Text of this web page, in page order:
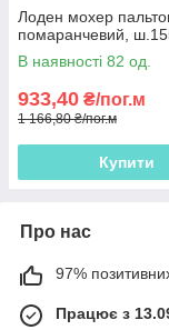
Лоден мохер
помаранчевий,
В наявності 82 од.
933,40 ₴/пог.м
1 166,80 ₴/пог.м
Купити
Про нас
97%
Працює з